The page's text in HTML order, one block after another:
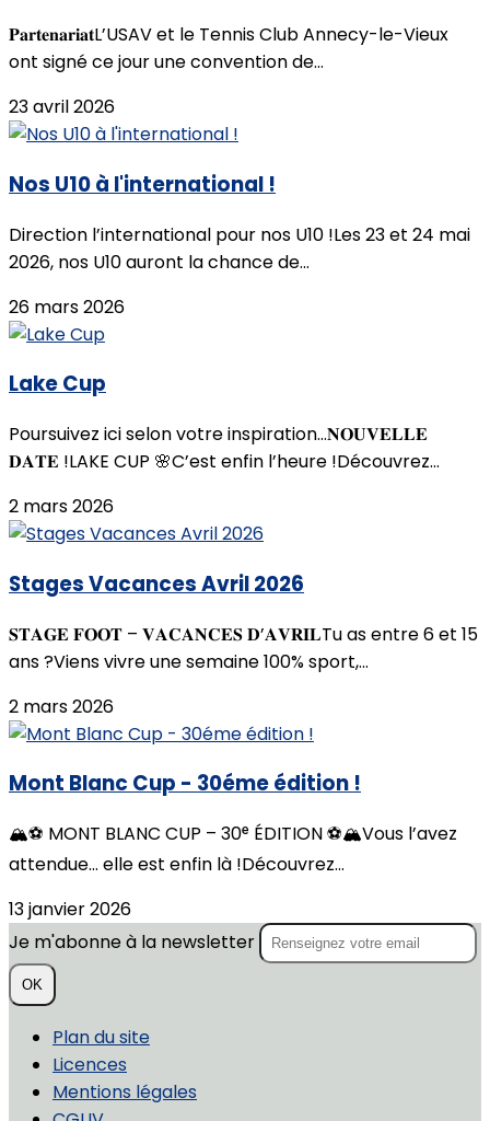
𝐏𝐚𝐫𝐭𝐞𝐧𝐚𝐫𝐢𝐚𝐭L’USAV et le Tennis Club Annecy-le-Vieux
ont signé ce jour une convention de...
23 avril 2026
Nos U10 à l'international !
Direction l’international pour nos U10 !Les 23 et 24 mai
2026, nos U10 auront la chance de...
26 mars 2026
Lake Cup
Poursuivez ici selon votre inspiration...𝐍𝐎𝐔𝐕𝐄𝐋𝐋𝐄
𝐃𝐀𝐓𝐄 !LAKE CUP 🌸C’est enfin l’heure !Découvrez...
2 mars 2026
Stages Vacances Avril 2026
𝐒𝐓𝐀𝐆𝐄 𝐅𝐎𝐎𝐓 – 𝐕𝐀𝐂𝐀𝐍𝐂𝐄𝐒 𝐃’𝐀𝐕𝐑𝐈𝐋Tu as entre 6 et 15
ans ?Viens vivre une semaine 100% sport,...
2 mars 2026
Mont Blanc Cup - 30éme édition !
🏔️⚽️ MONT BLANC CUP – 30ᵉ ÉDITION ⚽️🏔️Vous l’avez
attendue… elle est enfin là !Découvrez...
13 janvier 2026
Je m'abonne à la newsletter
OK
Plan du site
Licences
Mentions légales